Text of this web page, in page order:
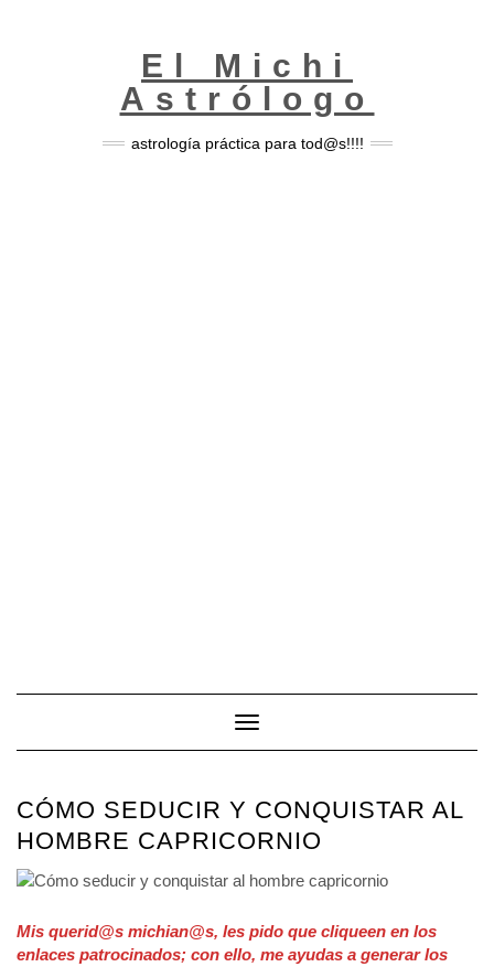
El Michi
Astrólogo
astrología práctica para tod@s!!!!
Toggle Navigation
CÓMO SEDUCIR Y CONQUISTAR AL
HOMBRE CAPRICORNIO
Mis querid@s michian@s, les pido que cliqueen en los
enlaces patrocinados; con ello, me ayudas a generar los